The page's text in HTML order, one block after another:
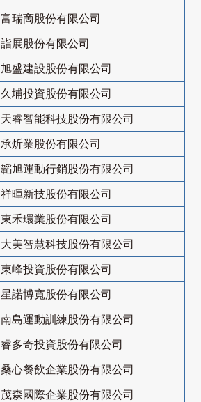
富瑞啇股份有限公司
詣展股份有限公司
旭盛建設股份有限公司
久埔投資股份有限公司
天睿智能科技股份有限公司
承炘業股份有限公司
韜旭運動行銷股份有限公司
祥暉新技股份有限公司
東禾環業股份有限公司
大美智慧科技股份有限公司
東峰投資股份有限公司
星諾博寬股份有限公司
南島運動訓練股份有限公司
睿多奇投資股份有限公司
桑心餐飲企業股份有限公司
茂森國際企業股份有限公司